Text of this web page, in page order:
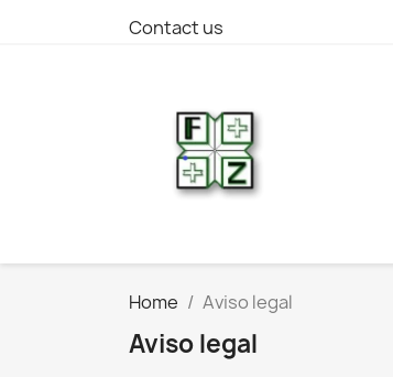
Contact us
Home Aviso legal
Aviso legal